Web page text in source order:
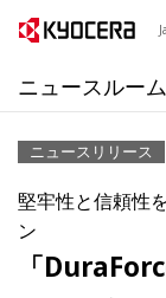
ニュースルーム
ニュースリリース
堅牢性と信頼性
ン
「